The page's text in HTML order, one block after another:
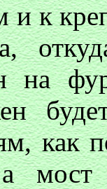
и к
на
как
а